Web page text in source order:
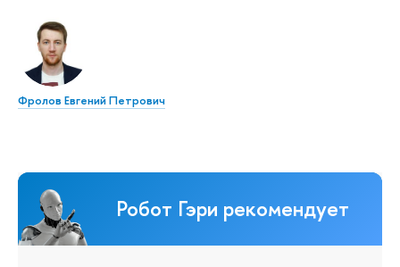
Фролов Евгений Петрович
Робот Гэри рекомендует